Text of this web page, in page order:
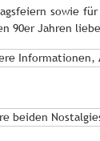
sowie
90er Jahren
Informationen,
beiden